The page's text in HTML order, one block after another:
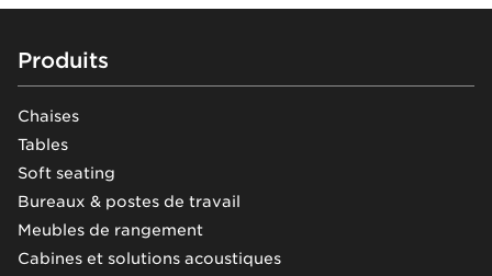
Footer
Produits
Chaises
Tables
Soft seating
Bureaux & postes de travail
Meubles de rangement
Cabines et solutions acoustiques